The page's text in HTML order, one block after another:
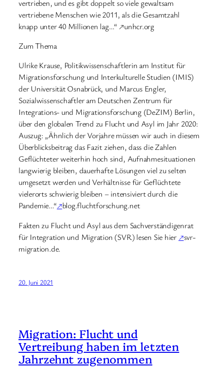
vertrieben, und es gibt doppelt so viele gewaltsam
vertriebene Menschen wie 2011, als die Gesamtzahl
knapp unter 40 Millionen lag…“ ↗unhcr.org
Zum Thema
Ulrike Krause, Politikwissenschaftlerin am Institut für
Migrationsforschung und Interkulturelle Studien (IMIS)
der Universität Osnabrück, und Marcus Engler,
Sozialwissenschaftler am Deutschen Zentrum für
Integrations- und Migrationsforschung (DeZIM) Berlin,
über den globalen Trend zu Flucht und Asyl im Jahr 2020:
Auszug: „Ähnlich der Vorjahre müssen wir auch in diesem
Überblicksbeitrag das Fazit ziehen, dass die Zahlen
Geflüchteter weiterhin hoch sind, Aufnahmesituationen
langwierig bleiben, dauerhafte Lösungen viel zu selten
umgesetzt werden und Verhältnisse für Geflüchtete
vielerorts schwierig bleiben – intensiviert durch die
Pandemie…“↗blog.fluchtforschung.net
Fakten zu Flucht und Asyl aus dem Sachverständigenrat
für Integration und Migration (SVR) lesen Sie hier ↗svr-
migration.de.
20. Juni 2021
Migration: Flucht und
Vertreibung haben im letzten
Jahrzehnt zugenommen